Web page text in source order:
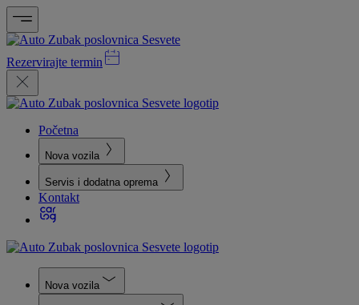
Rezervirajte termin
Početna
Nova vozila
Servis i dodatna oprema
Kontakt
Nova vozila